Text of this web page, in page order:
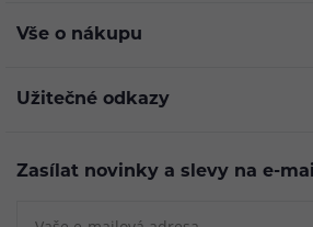
Vše o nákupu
Užitečné odkazy
Zasílat novinky a slevy na e-mail